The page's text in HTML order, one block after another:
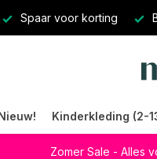
Spaar voor korting
Kinderkleding (2-
Zomer Sale - Alles